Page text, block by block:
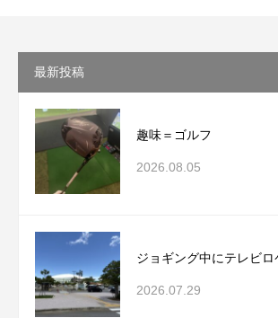
最新投稿
趣味＝ゴルフ
2026.08.05
ジョギング中にテレビロ
2026.07.29